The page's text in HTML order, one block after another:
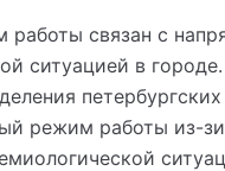
связан с
ситуацией в городе.
режим работы из-зи